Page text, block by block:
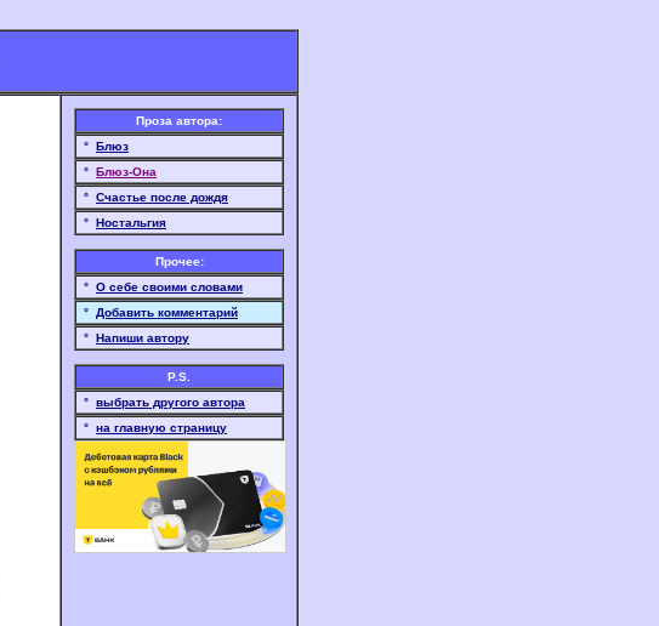
Проза автора:
° Блюз
° Блюз-Она
° Счастье после дождя
° Ностальгия
Прочее:
° О себе своими словами
° Добавить комментарий
° Напиши автору
P.S.
° выбрать другого автора
° на главную страницу